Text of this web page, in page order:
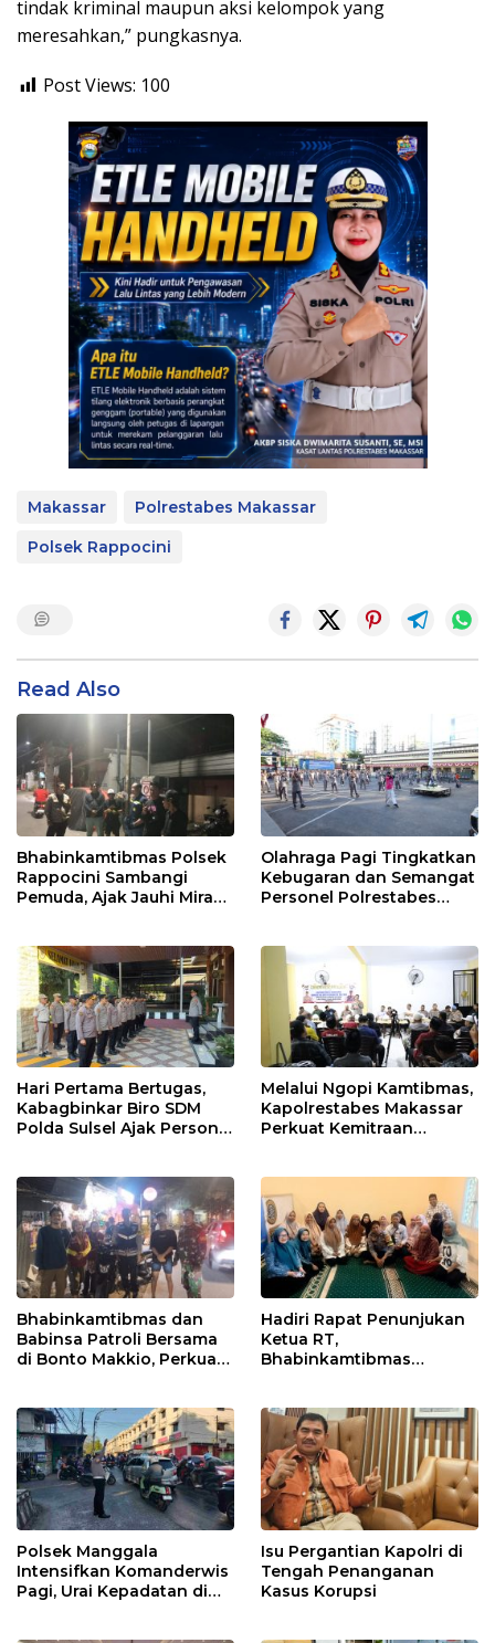
tindak kriminal maupun aksi kelompok yang
meresahkan,” pungkasnya.
Post Views: 100
Makassar
Polrestabes Makassar
Polsek Rappocini
Read Also
Bhabinkamtibmas Polsek
Rappocini Sambangi
Pemuda, Ajak Jauhi Miras,
Olahraga Pagi Tingkatkan
Kebugaran dan Semangat
Personel Polrestabes
Hari Pertama Bertugas,
Kabagbinkar Biro SDM
Polda Sulsel Ajak Personel
Melalui Ngopi Kamtibmas,
Kapolrestabes Makassar
Perkuat Kemitraan
Bhabinkamtibmas dan
Babinsa Patroli Bersama
di Bonto Makkio, Perkuat
Hadiri Rapat Penunjukan
Ketua RT,
Bhabinkamtibmas
dengan Warga
Polsek Manggala
Intensifkan Komanderwis
Pagi, Urai Kepadatan di
Isu Pergantian Kapolri di
Tengah Penanganan
Kasus Korupsi